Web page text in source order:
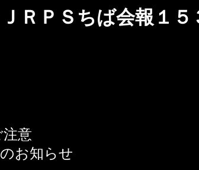
ＲＰＳちば会報１５
意
お知らせ